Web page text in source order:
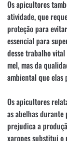
Os apicultores
atividade, que
proteção para
essencial para
desse trabalho
mel, mas da
ambiental que elas
Os apicultores
as abelhas durante
prejudica a
xaropes substitui o